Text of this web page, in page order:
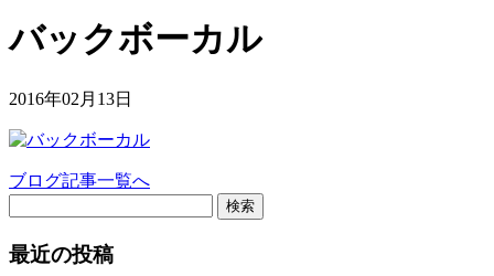
バックボーカル
2016年02月13日
ブログ記事一覧へ
検索
最近の投稿